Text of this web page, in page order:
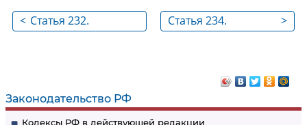
Законодательство РФ
Кодексы РФ в действующей редакции
< Статья 232.
>
Статья 234.
морского агента